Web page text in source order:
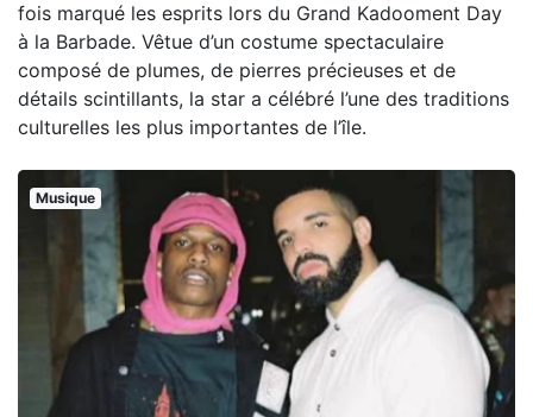
fois marqué les esprits lors du Grand Kadooment Day
à la Barbade. Vêtue d’un costume spectaculaire
composé de plumes, de pierres précieuses et de
détails scintillants, la star a célébré l’une des traditions
culturelles les plus importantes de l’île.
Musique